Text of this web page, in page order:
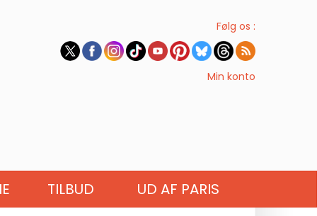
Følg os :
Min konto
TILBUD UD AF PARIS